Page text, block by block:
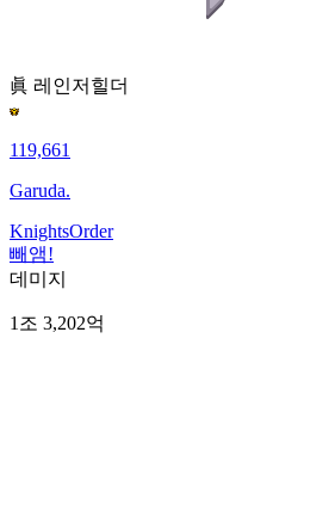
眞 레인저 힐더
119,661
Garuda.
KnightsOrder
빼앰!
데미지
1조 3,202억